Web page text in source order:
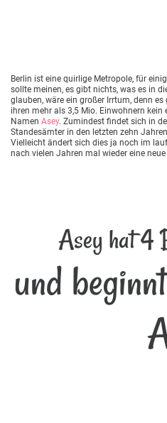
Berlin ist eine quirlige Metropole, für
sollte meinen, es gibt nichts, was es in
glauben, wäre ein großer Irrtum, denn
ihren mehr als 3,5 Mio. Einwohnern
Namen Asey. Zumindest findet sich in
Standesämter in den letzten zehn
Vielleicht ändert sich dies ja noch im
nach vielen Jahren mal wieder eine
Asey hat 4
und